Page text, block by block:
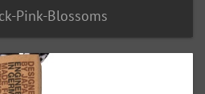
Pink-Blossoms